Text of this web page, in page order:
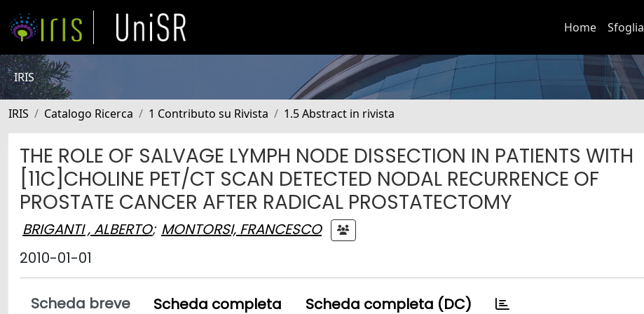
Home Sfoglia
IRIS
IRIS Catalogo Ricerca 1 Contributo su Rivista 1.5 Abstract in rivista
THE ROLE OF SALVAGE LYMPH NODE DISSECTION IN PATIENTS WITH
[11C]CHOLINE PET/CT SCAN DETECTED NODAL RECURRENCE OF
PROSTATE CANCER AFTER RADICAL PROSTATECTOMY
BRIGANTI , ALBERTO; MONTORSI, FRANCESCO
2010-01-01
Scheda breve Scheda completa Scheda completa (DC)